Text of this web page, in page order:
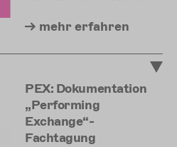
mehr erfahren
PEX: Dokumentation
„Performing
Exchange“-
Fachtagung